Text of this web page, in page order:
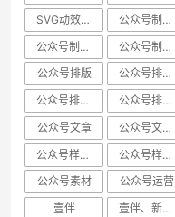
SVG动效样式
公众号制作、公众号排版
公众号制作、微信编辑器
公众号制作，公众号排版
公众号排版
公众号排版，公众号模板
公众号排版，微信编辑器
公众号排版，排版样式
公众号文章
公众号文章、公众号运营
公众号样式，微信公众号排版
公众号样式，微信编辑器
公众号素材
公众号运营
壹伴
壹伴、新媒体运营